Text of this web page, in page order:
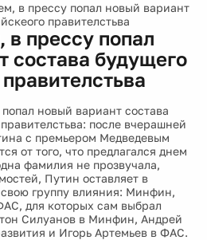
в прессу попал новый вариант
правителстьва
прессу попал
состава будущего
новый вариант состава
после вчерашней
с премьером Медведевым
от того, что предлагался днем
фамилия не прозвучала,
Путин оставляет в
группу влияния: Минфин,
для которых сам выбрал
Силуанов в Минфин, Андрей
и Игорь Артемьев в ФАС.